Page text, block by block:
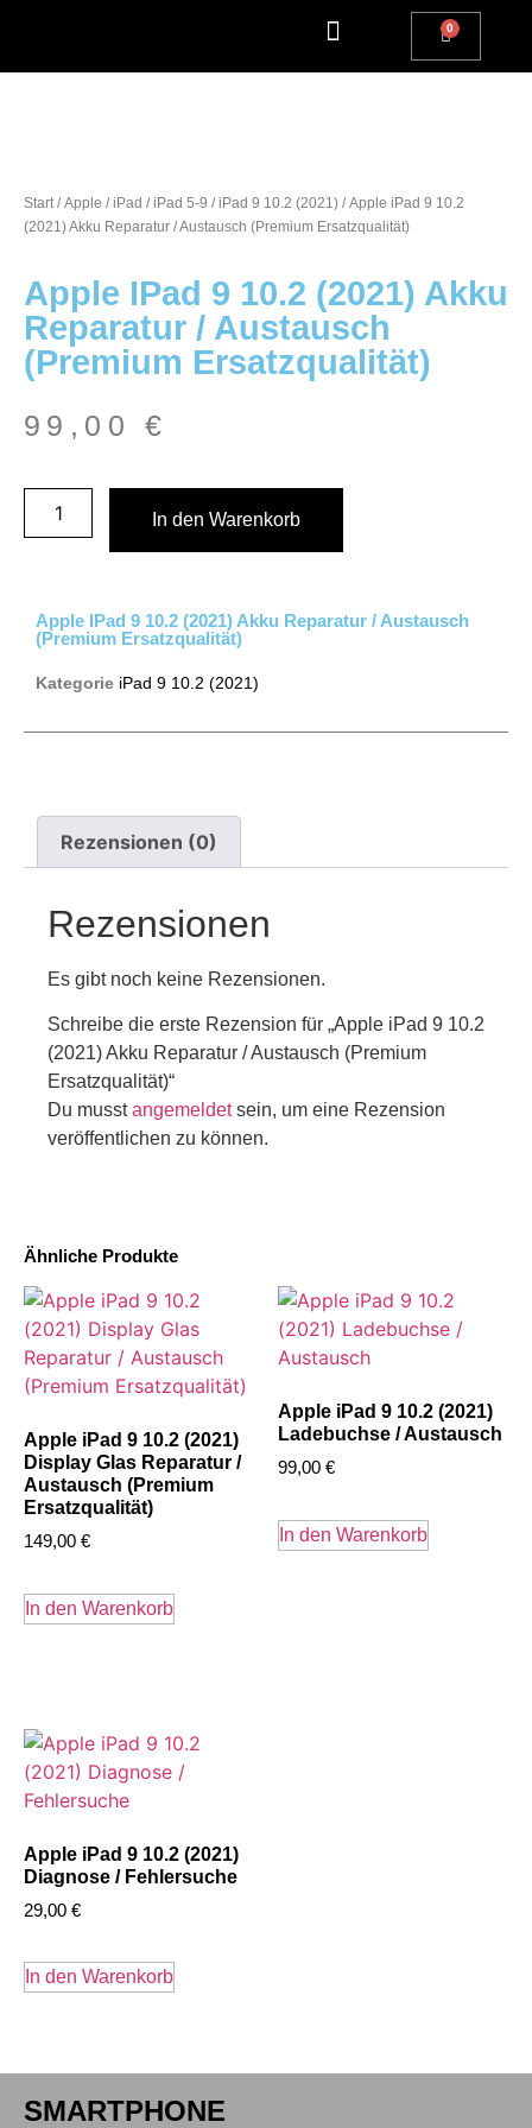
Start/Apple /iPad /iPad 5-9 /iPad 9 10.2 (2021) / Apple iPad 9 10.2
(2021) Akku Reparatur / Austausch (Premium Ersatzqualität)
Apple IPad 9 10.2 (2021) Akku
Reparatur / Austausch
(Premium Ersatzqualität)
99,00€
In den Warenkorb
Ähnliche Produkte
Apple iPad 9 10.2 (2021)
Display Glas Reparatur /
Austausch (Premium
Ersatzqualität)
149,00 €
In den Warenkorb
Apple iPad 9 10.2 (2021)
Ladebuchse / Austausch
99,00 €
In den Warenkorb
Apple iPad 9 10.2 (2021)
Diagnose / Fehlersuche
29,00 €
In den Warenkorb
Apple IPad 9 10.2 (2021) Akku Reparatur / Austausch
(Premium Ersatzqualität)
Kategorie iPad 9 10.2 (2021)
Rezensionen (0)
Rezensionen
Es gibt noch keine Rezensionen.
Schreibe die erste Rezension für „Apple iPad 9 10.2
(2021) Akku Reparatur / Austausch (Premium
Ersatzqualität)“
Du musstangemeldetsein, um eine Rezension
veröffentlichen zu können.
SMARTPHONE